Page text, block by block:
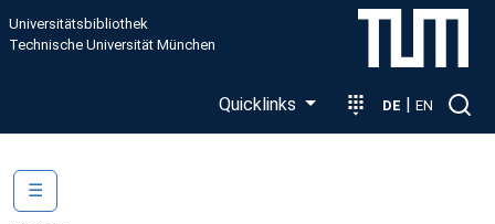
Direkt zum Inhalt
Universitätsbibliothek
Technische Universität München
Quicklinks DE | EN
☰